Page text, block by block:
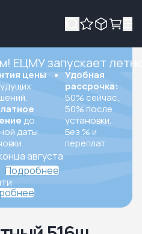
ЕЦМУ запускает
цены
до
даты
Удобная
рассрочка:
50% сейчас,
50% после
установки.
Без % и
переплат.
августа
Подробнее